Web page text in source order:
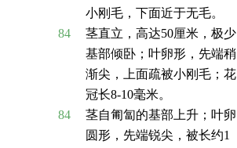
小刚毛，下面近于无毛。
84
茎直立，高达50厘米，极少
基部倾卧；叶卵形，先端稍
渐尖，上面疏被小刚毛；花
冠长8-10毫米。
84
茎自匍匐的基部上升；叶卵
圆形，先端锐尖，被长约1